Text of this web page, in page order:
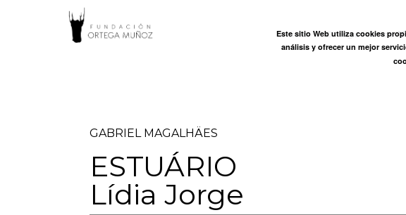
FUNDACIÓN
MUÑOZ
Inicio Ortega Muñoz
GABRIEL MAGALHÄES
ESTUÁRIO
Lídia Jorge
Este sitio Web utiliza cookies
análisis y ofrecer un mejor